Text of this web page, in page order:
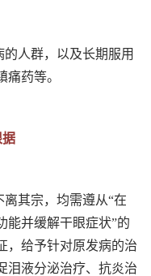
人群，以及长期服用
药等。
据
其宗，均需遵从“在
能并缓解干眼症状”的
，给予针对原发病的治
泪液分泌治疗、抗炎治